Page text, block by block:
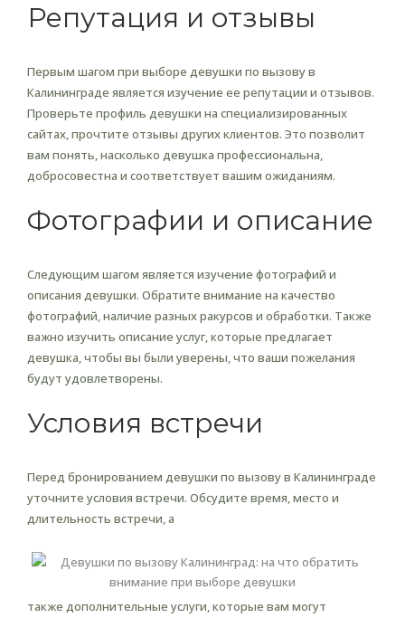
Репутация и отзывы
Первым шагом при выборе девушки по вызову в
Калининграде является изучение ее репутации и отзывов.
Проверьте профиль девушки на специализированных
сайтах, прочтите отзывы других клиентов. Это позволит
вам понять, насколько девушка профессиональна,
добросовестна и соответствует вашим ожиданиям.
Фотографии и описание
Следующим шагом является изучение фотографий и
описания девушки. Обратите внимание на качество
фотографий, наличие разных ракурсов и обработки. Также
важно изучить описание услуг, которые предлагает
девушка, чтобы вы были уверены, что ваши пожелания
будут удовлетворены.
Условия встречи
Перед бронированием девушки по вызову в Калининграде
уточните условия встречи. Обсудите время, место и
длительность встречи, а
также дополнительные услуги, которые вам могут